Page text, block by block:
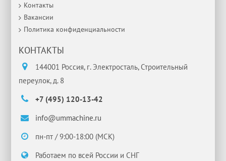
Контакты
Вакансии
Политика конфиденциальности
КОНТАКТЫ
144001 Россия, г. Электросталь, Строительный
переулок, д. 8
+7 (495) 120-13-42
info@ummachine.ru
пн-пт / 9:00-18:00 (МСК)
Работаем по всей России и СНГ